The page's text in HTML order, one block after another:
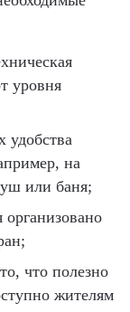
уровня
удобства
на
или баня;
что полезно
жителям